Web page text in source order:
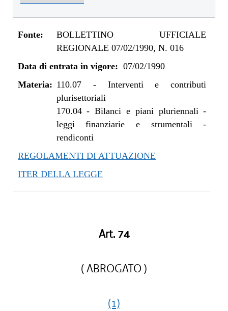
Fonte:
BOLLETTINO UFFICIALE
REGIONALE 07/02/1990, N. 016
Data di entrata in vigore: 07/02/1990
Materia: 110.07- Interventi e contributi
plurisettoriali
170.04-Bilanci e piani pluriennali -
leggi finanziarie e strumentali -
rendiconti
REGOLAMENTI DI ATTUAZIONE
ITER DELLA LEGGE
Art. 74
( ABROGATO )
(1)